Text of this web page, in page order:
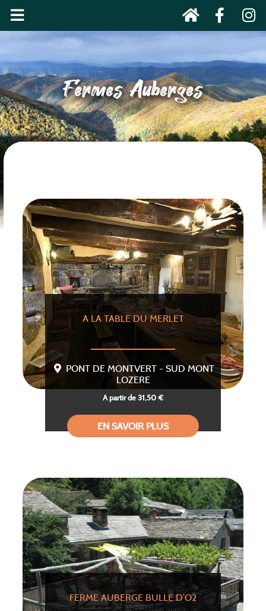
Fermes Auberges
A LA TABLE DU MERLET
PONT DE MONTVERT - SUD MONT
LOZERE
A partir de 31,50 €
EN SAVOIR PLUS
FERME AUBERGE BULLE D’O2